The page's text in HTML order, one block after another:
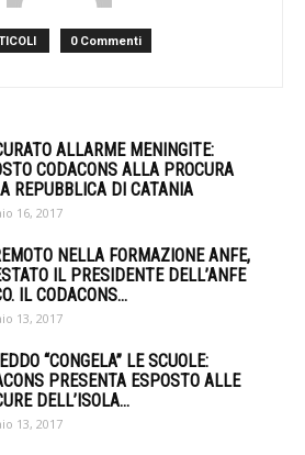
0 Commenti
ALLARME MENINGITE:
CODACONS ALLA PROCURA
REPUBBLICA DI CATANIA
16, 2017
NELLA FORMAZIONE ANFE,
IL PRESIDENTE DELL’ANFE
IL CODACONS...
13, 2017
“CONGELA” LE SCUOLE:
PRESENTA ESPOSTO ALLE
DELL’ISOLA...
13, 2017